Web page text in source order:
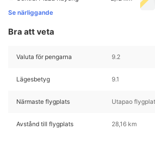
Se närliggande
Bra att veta
Valuta för pengarna 9.2
Lägesbetyg 9.1
Närmaste flygplats Utapao
Avstånd till flygplats 28,16 km